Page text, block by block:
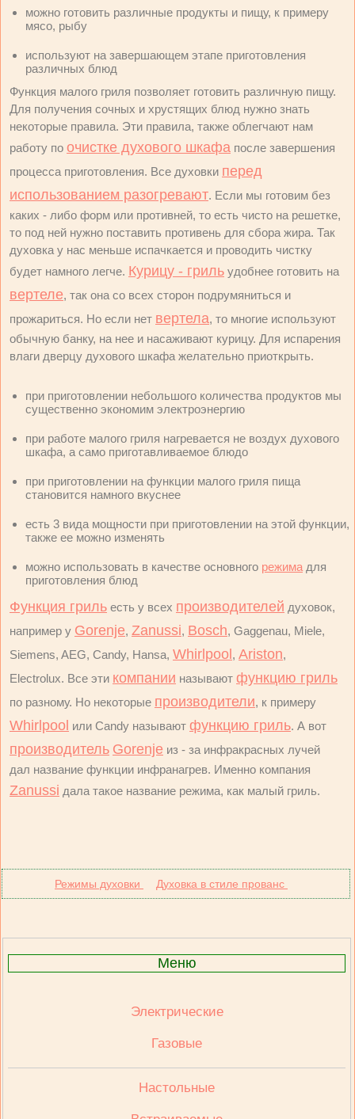
можно готовить различные продукты и пищу, к примеру
мясо, рыбу
используют на завершающем этапе приготовления
различных блюд
Функция малого гриля позволяет готовить различную пищу.
Для получения сочных и хрустящих блюд нужно знать
некоторые правила. Эти правила, также облегчают нам
работу по очистке духового шкафа после завершения
процесса приготовления. Все духовки перед
использованием разогревают. Если мы готовим без
каких - либо форм или противней, то есть чисто на решетке,
то под ней нужно поставить противень для сбора жира. Так
духовка у нас меньше испачкается и проводить чистку
будет намного легче. Курицу - гриль удобнее готовить на
вертеле, так она со всех сторон подрумяниться и
прожариться. Но если нет вертела, то многие используют
обычную банку, на нее и насаживают курицу. Для испарения
влаги дверцу духового шкафа желательно приоткрыть.
при приготовлении небольшого количества продуктов мы
существенно экономим электроэнергию
при работе малого гриля нагревается не воздух духового
шкафа, а само приготавливаемое блюдо
при приготовлении на функции малого гриля пища
становится намного вкуснее
есть 3 вида мощности при приготовлении на этой функции,
также ее можно изменять
можно использовать в качестве основного режима для
приготовления блюд
Функция гриль есть у всех производителей духовок,
например у Gorenje, Zanussi, Bosch, Gaggenau, Miele,
Siemens, AEG, Candy, Hansa, Whirlpool , Ariston,
Electrolux. Все эти компании называют функцию гриль
по разному. Но некоторые производители, к примеру
Whirlpool или Candy называют функцию гриль. А вот
производитель Gorenje из - за инфракрасных лучей
дал название функции инфранагрев. Именно компания
Zanussi дала такое название режима, как малый гриль.
Режимы духовки Духовка в стиле прованс
Меню
Электрические
Газовые
Настольные